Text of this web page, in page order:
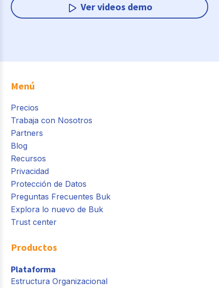
Ver videos demo
Menú
Precios
Trabaja con Nosotros
Partners
Blog
Recursos
Privacidad
Protección de Datos
Preguntas Frecuentes Buk
Explora lo nuevo de Buk
Trust center
Productos
Plataforma
Estructura Organizacional